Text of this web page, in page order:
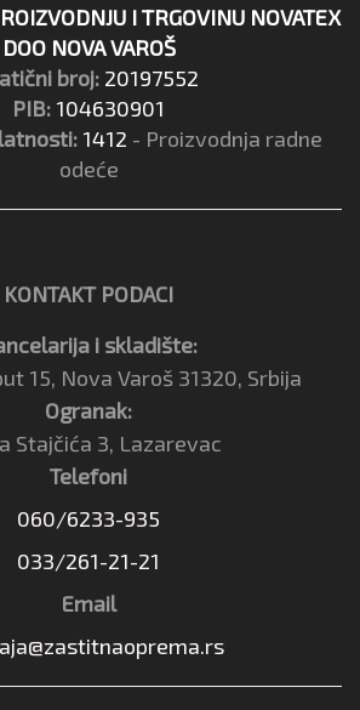
I TRGOVINU NOVATEX
DOO NOVA VAROŠ
broj: 20197552
PIB: 104630901
1412 - Proizvodnja radne
odeće
KONTAKT PODACI
i skladište:
15, Nova Varoš 31320, Srbija
Ogranak:
Stajčića 3, Lazarevac
Telefoni
060/6233-935
033/261-21-21
Email